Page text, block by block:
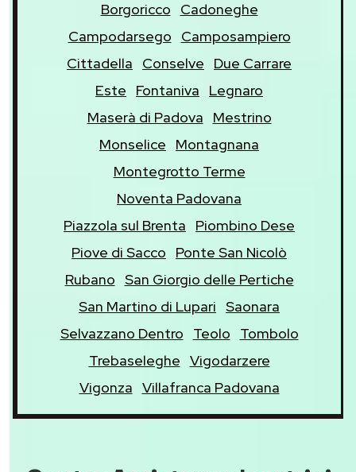
Borgoricco
Cadoneghe
Campodarsego
Camposampiero
Cittadella
Conselve
Due Carrare
Este
Fontaniva
Legnaro
Maserà di Padova
Mestrino
Monselice
Montagnana
Montegrotto Terme
Noventa Padovana
Piazzola sul Brenta
Piombino Dese
Piove di Sacco
Ponte San Nicolò
Rubano San Giorgio delle Pertiche
San Martino di Lupari Saonara
Selvazzano Dentro
Teolo
Tombolo
Trebaseleghe Vigodarzere
Vigonza Villafranca Padovana